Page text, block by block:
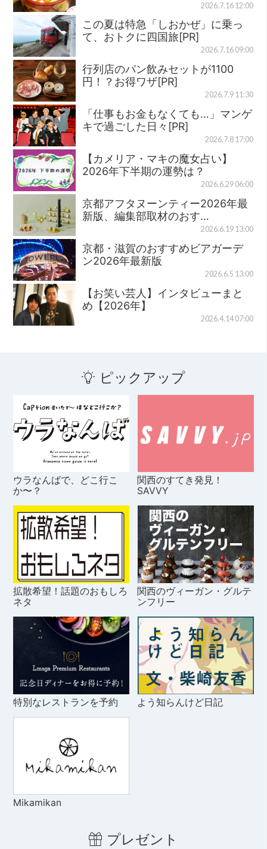
2026.7.16 12:00
この夏は特急「しおかぜ」に乗っ
て、おトクに四国旅[PR]
2026.7.16 09:00
行列店のパン飲みセットが1100
円！？お得ワザ[PR]
2026.7.9 11:30
「仕事もお金もなくても…」マンゲ
キで過ごした日々[PR]
2026.7.8 17:00
【カメリア・マキの魔女占い】
2026年下半期の運勢は？
2026.6.29 06:00
京都アフタヌーンティー2026年最
新版、編集部取材のおす…
2026.6.19 13:00
京都・滋賀のおすすめビアガーデ
ン2026年最新版
2026.6.5 13:00
【お笑い芸人】インタビューまと
め【2026年】
2026.4.14 07:00
ピックアップ
ウラなんばで、どこ行こ
か〜？
関西のすてき発見！
SAVVY
拡散希望！話題のおもしろ
ネタ
関西のヴィーガン・グルテ
ンフリー
特別なレストランを予約 よう知らんけど日記
Mikamikan
プレゼント